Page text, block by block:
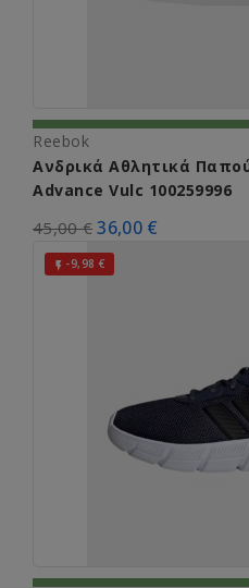
Reebok
Ανδρικά Αθλητικά
Advance Vulc 100259996
45,00 € 36,00 €
 -9,98 €